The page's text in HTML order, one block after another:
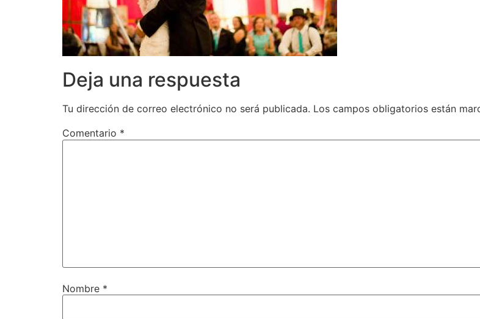
Deja una respuesta
Tu dirección de correo electrónico no será publicada. Los campos obligatorios están
Comentario *
Nombre *